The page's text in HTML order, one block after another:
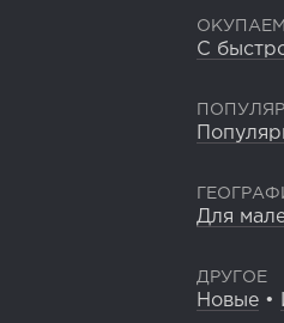
С
Для
ДРУГОЕ
Новые •